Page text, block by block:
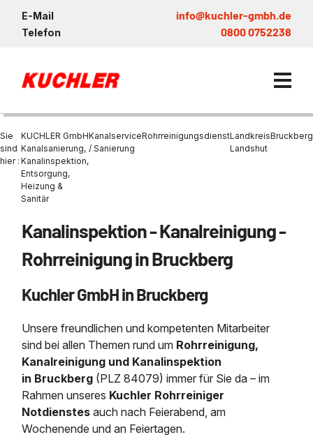
E-Mail info@kuchler-gmbh.de
Telefon 0800 0752238
Kanalservice / Sanierung
Großprofilsanierung
Schachtsanierung
GFK - Schachtliner
Kanalreinigung
Kanalinspektion
Grubenentleerung
24h Notdienst
Entsorgung
Bohrschlamm
Entsorgung von
Behandlungsanlage
Entleerung und Reinigung
Regenrückhaltebecken
Grubenentleerung und
Sickerschacht Reinigung
Abfallzwischenlager
Wartung und Vollservice
Prüfung &
Sanierung von
Fettabscheider
Entsorgung
Saugbagger / Luftförderanlage
Be- und Entkiesen von
Entleerung von
Faultürmen per
Entleerung und
Saugbagger für Tiefbau
Saugbagger und Pumpen
Fermenter-Entleerung
Regenrückhaltebecken
Entschlammung
Heizung / Sanitär
Wärmepumpen Zentrum
Brückenentwässerung
Tiefbau
Nachhaltigkeit & Umwelt
Referenzen
News & Aktuelles
Zertifikate /
Sie
sind
hier :
KUCHLER GmbH
Kanalsanierung,
Kanalinspektion,
Entsorgung,
Heizung &
Sanitär
Kanalservice
/ Sanierung
RohrreinigungsdienstLandkreis
Landshut
Bruckberg
Kanalinspektion - Kanalreinigung -
Rohrreinigung in Bruckberg
Kuchler GmbH in Bruckberg
Unsere freundlichen und kompetenten Mitarbeiter
sind bei allen Themen rund um Rohrreinigung,
Kanalreinigung und Kanalinspektion
in Bruckberg (PLZ 84079) immer für Sie da – im
Rahmen unseres Kuchler Rohrreiniger
Notdienstes auch nach Feierabend, am
Wochenende und an Feiertagen.